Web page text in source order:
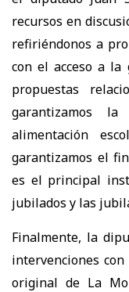
recursos en
refiriéndonos a
con el acceso a la
propuestas
garantizamos
alimentación
garantizamos el
es el principal
jubilados y las
Finalmente, la
intervenciones
original de La